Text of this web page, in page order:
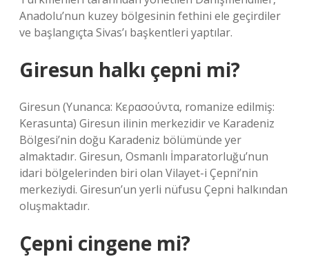
Anadolu’nun kuzey bölgesinin fethini ele geçirdiler
ve başlangıçta Sivas’ı başkentleri yaptılar.
Giresun halkı çepni mi?
Giresun (Yunanca: Κερασούντα, romanize edilmiş:
Kerasunta) Giresun ilinin merkezidir ve Karadeniz
Bölgesi’nin doğu Karadeniz bölümünde yer
almaktadır. Giresun, Osmanlı İmparatorluğu’nun
idari bölgelerinden biri olan Vilayet-i Çepni’nin
merkeziydi. Giresun’un yerli nüfusu Çepni halkından
oluşmaktadır.
Çepni cingene mi?